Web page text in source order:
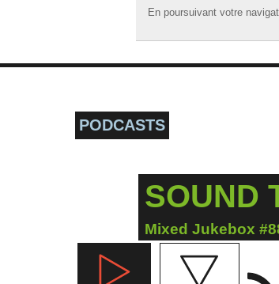
En poursuivant votre
En poursuivant votre
ACCUEIL
PODCASTS
SOUND
Mixed Jukebox